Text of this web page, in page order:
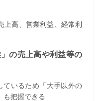
上高、営業利益、経常利
の売上高や利益等の
ているため「大手以外の
も把握できる